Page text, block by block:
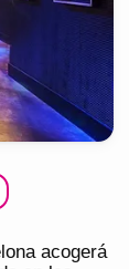
acogerá